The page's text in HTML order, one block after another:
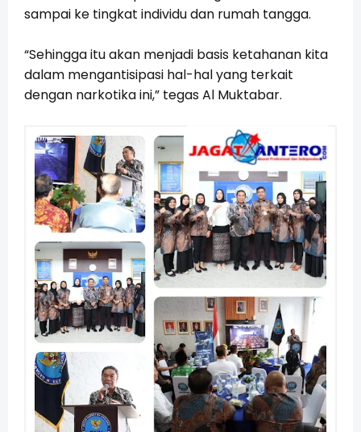
sampai ke tingkat individu dan rumah tangga.
“Sehingga itu akan menjadi basis ketahanan kita
dalam mengantisipasi hal-hal yang terkait
dengan narkotika ini,” tegas Al Muktabar.